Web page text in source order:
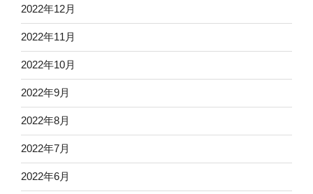
2022年12月
2022年11月
2022年10月
2022年9月
2022年8月
2022年7月
2022年6月